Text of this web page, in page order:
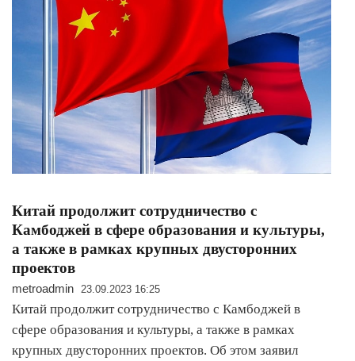
Китай продолжит сотрудничество с
Камбоджей в сфере образования и культуры,
а также в рамках крупных двусторонних
проектов
metroadmin 23.09.2023 16:25
Китай продолжит сотрудничество с Камбоджей в
сфере образования и культуры, а также в рамках
крупных двусторонних проектов. Об этом заявил